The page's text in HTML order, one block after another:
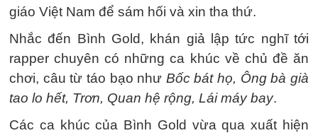
giáo Việt Nam để sám hối và xin tha thứ.
Nhắc đến Bình Gold, khán giả lập tức nghĩ tới
rapper chuyên có những ca khúc về chủ đề ăn
chơi, câu từ táo bạo như Bốc bát họ, Ông bà già
tao lo hết, Trơn, Quan hệ rộng, Lái máy bay.
Các ca khúc của Bình Gold vừa qua xuất hiện